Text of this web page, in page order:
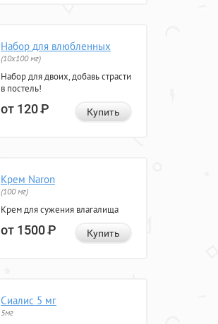
Набор для влюбленных
(10х100 мг)
Набор для двоих, добавь страсти
в постель!
от 120Р Купить
Крем Naron
(100 мг)
Крем для сужения влагалища
от 1500Р Купить
Сиалис 5 мг
5мг